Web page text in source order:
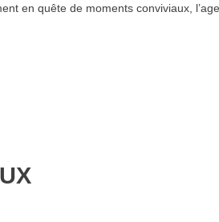
en quête de moments conviviaux,